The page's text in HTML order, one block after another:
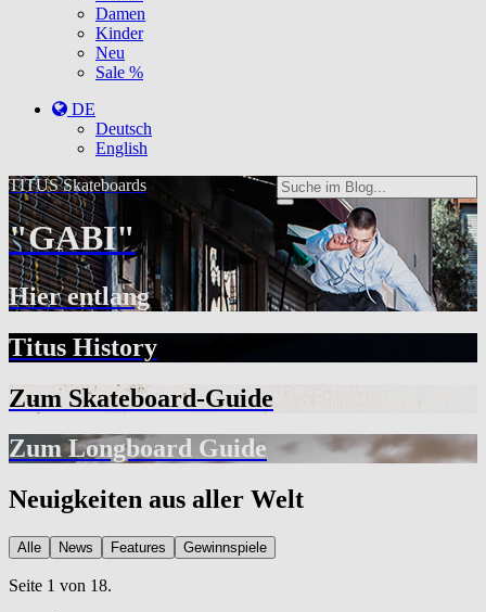
Damen
Kinder
Neu
Sale %
DE
Deutsch
English
TITUS Skateboards
"GABI"
Hier entlang
Titus History
Zum Skateboard-Guide
Zum Longboard Guide
Neuigkeiten aus aller Welt
Alle News Features Gewinnspiele
Seite 1 von 18.